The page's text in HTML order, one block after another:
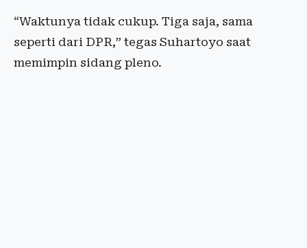
“Waktunya tidak cukup. Tiga saja, sama
seperti dari DPR,” tegas Suhartoyo saat
memimpin sidang pleno.